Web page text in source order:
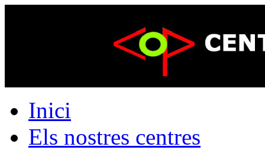
Inici
Els nostres centres